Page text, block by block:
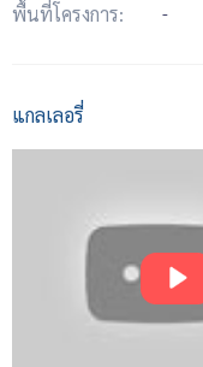
พื้นที่โครงการ: -
แกลเลอรี่